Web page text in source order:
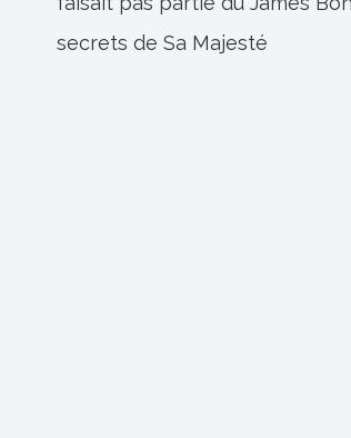
l’article
secrets de Sa Majesté